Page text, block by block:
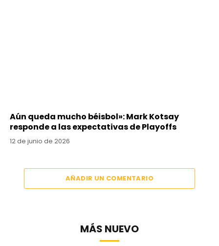
Aún queda mucho béisbol»: Mark Kotsay
responde a las expectativas de Playoffs
12 de junio de 2026
AÑADIR UN COMENTARIO
MÁS NUEVO